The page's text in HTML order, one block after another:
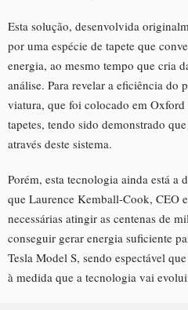
Esta solução, desenvolvida
por uma espécie de tapete que
energia, ao mesmo tempo que cria
análise. Para revelar a eficiência do
viatura, que foi colocado em
tapetes, tendo sido demonstrado
através deste sistema.
Porém, esta tecnologia ainda está a
que Laurence Kemball-Cook, CEO
necessárias atingir as centenas de
conseguir gerar energia suficiente
Tesla Model S, sendo espectável
à medida que a tecnologia vai